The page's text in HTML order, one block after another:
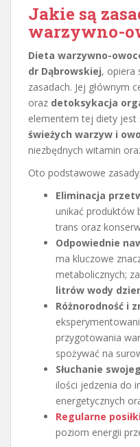
Jakie są
warzywno-
Dieta warzywno-
dr Dąbrowskiej, opiera
zasadach. Jej głównym
oraz detoksykacja
elementem tej diety jest
świeżych warzyw i
niezbędnych witamin
Oto podstawowe
Eliminacja
unikać produktów
trans oraz
Odpowiednie
ma kluczowe
metabolicznych;
litrów wody
Różnorodność i
przygotowania
spożywać na
Słuchanie
ilości jedzenia do
energetycznych
Regularne
poziom energii